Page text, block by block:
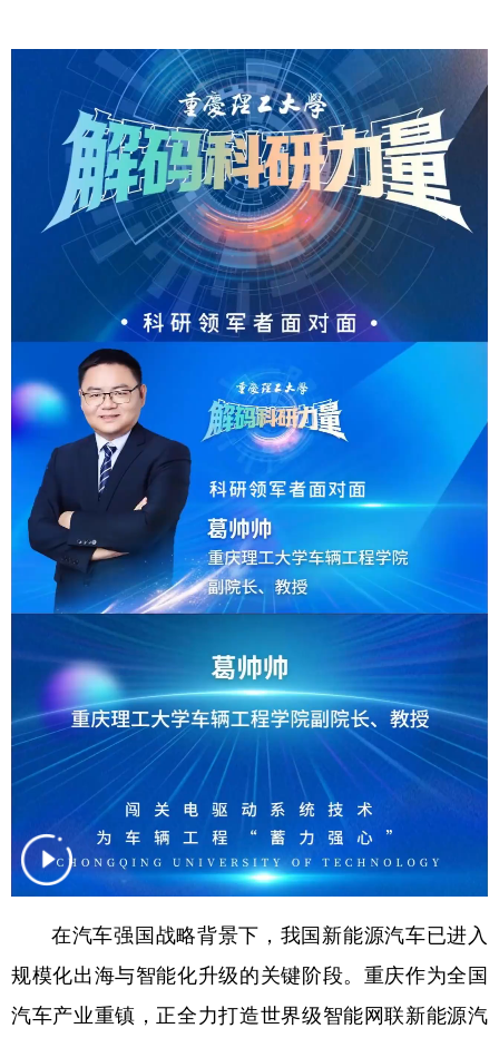
在汽车强国战略背景下，我国新能源汽车已进入
规模化出海与智能化升级的关键阶段。重庆作为全国
汽车产业重镇，正全力打造世界级智能网联新能源汽